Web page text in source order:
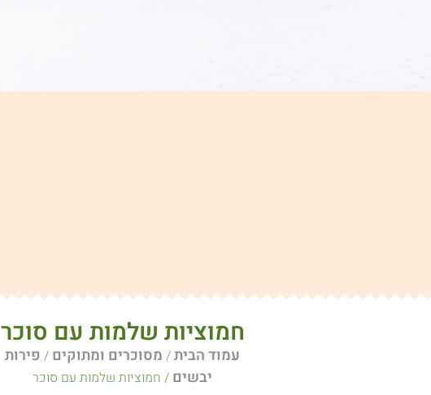
חמוציות שלמות עם סוכר
עמוד הבית/ מסוכרים ומתוקים / פירות
יבשים / חמוציות שלמות עם סוכר